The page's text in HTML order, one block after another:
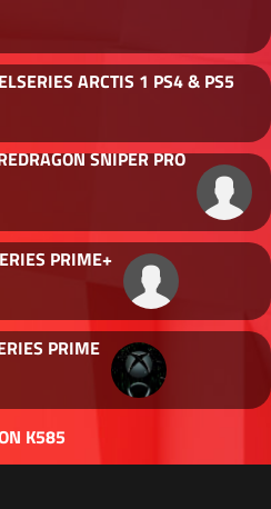
ARCTIS 1 PS4 & PS5
SNIPER PRO
PRIME+
PRIME
K585